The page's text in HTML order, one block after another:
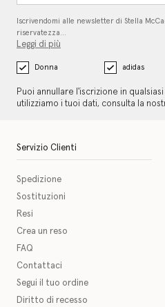
Iscrivendomi alle newsletter di Stella
riservatezza…
Leggi di più
Donna adidas
Puoi annullare l'iscrizione in
utilizziamo i tuoi dati, consulta la
Servizio Clienti
Spedizione
Sostituzioni
Resi
Crea un reso
FAQ
Contattaci
Segui il tuo ordine
Diritto di recesso